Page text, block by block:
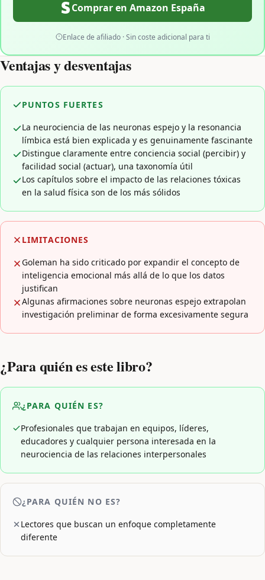
Comprar en Amazon España
Enlace de afiliado · Sin coste adicional para ti
Ventajas y desventajas
PUNTOS FUERTES
La neurociencia de las neuronas espejo y la resonancia
límbica está bien explicada y es genuinamente fascinante
Distingue claramente entre conciencia social (percibir) y
facilidad social (actuar), una taxonomía útil
Los capítulos sobre el impacto de las relaciones tóxicas
en la salud física son de los más sólidos
LIMITACIONES
Goleman ha sido criticado por expandir el concepto de
inteligencia emocional más allá de lo que los datos
justifican
Algunas afirmaciones sobre neuronas espejo extrapolan
investigación preliminar de forma excesivamente segura
¿Para quién es este libro?
¿PARA QUIÉN ES?
Profesionales que trabajan en equipos, líderes,
educadores y cualquier persona interesada en la
neurociencia de las relaciones interpersonales
¿PARA QUIÉN NO ES?
Lectores que buscan un enfoque completamente
diferente